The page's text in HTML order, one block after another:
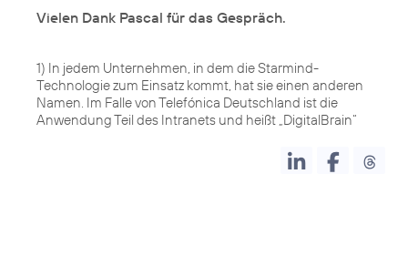
Vielen Dank Pascal für das Gespräch.
1) In jedem Unternehmen, in dem die Starmind-
Technologie zum Einsatz kommt, hat sie einen anderen
Namen. Im Falle von Telefónica Deutschland ist die
Anwendung Teil des Intranets und heißt „DigitalBrain“